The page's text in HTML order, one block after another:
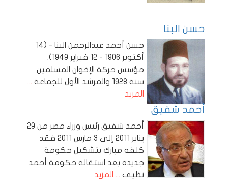
حسن البنا
حسن أحمد عبدالرحمن البنا - (14
أكتوبر 1906 - 12 فبراير 1949).
مؤسس حركة الإخوان المسلمين
سنة 1928 والمرشد الأول للجماعة
...
المزيد
أحمد شفيق
أحمد شفيق رئيس وزراء مصر من 29
يناير 2011 إلى 3 مارس 2011 فقد
كلفه مبارك بتشكيل حكومة
جديدة بعد استقالة حكومة أحمد
نظيف ... المزيد